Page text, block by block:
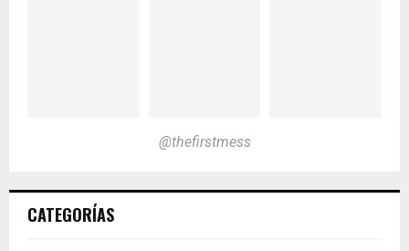
@thefirstmess
CATEGORÍAS